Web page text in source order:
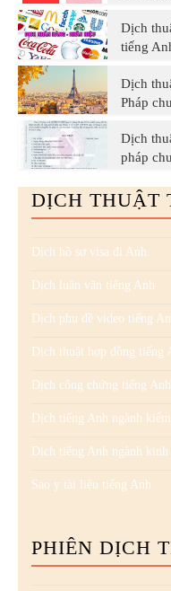
Dịch
tiếng
Dịch
Pháp
Dịch
pháp
DỊCH THUẬT
Dịch hồ sơ visa đi Anh
Dịch luận văn tiếng Anh
Dịch phụ đề video tiếng
Dịch thuật hợp đồng tiếng
Dịch công chứng tiếng Anh
Dịch tiếng Anh ngành
Dịch tiếng Anh ngành kinh
Sao y tài liệu tiếng Anh
PHIÊN DỊCH